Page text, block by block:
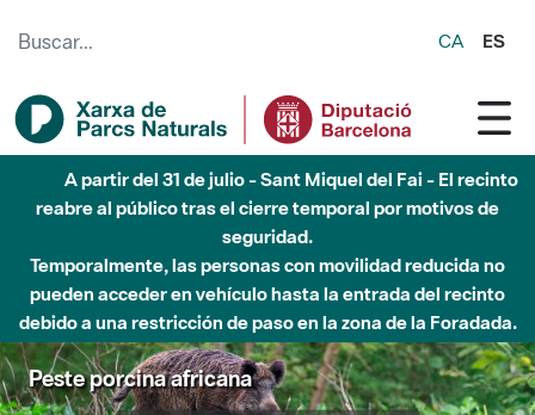
CA ES
A partir del 31 de julio - Sant Miquel del Fai - El recinto
reabre al público tras el cierre temporal por motivos de
seguridad.
Temporalmente, las personas con movilidad reducida no
pueden acceder en vehículo hasta la entrada del recinto
debido a una restricción de paso en la zona de la Foradada.
Peste porcina africana